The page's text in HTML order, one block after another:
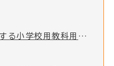
平成30年度から使用する小学校用教科用図書の採択結果について